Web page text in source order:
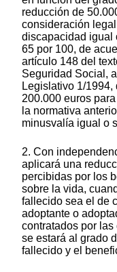
reducción de
consideración
discapacidad igual
65 por 100, de
artículo 148 del
Seguridad Social,
Legislativo 1/
200.000 euros
la normativa
minusvalía igual o
2. Con
aplicará una
percibidas por los
sobre la vida,
fallecido sea el de
adoptante o
contratados por
se estará al grado
fallecido y el